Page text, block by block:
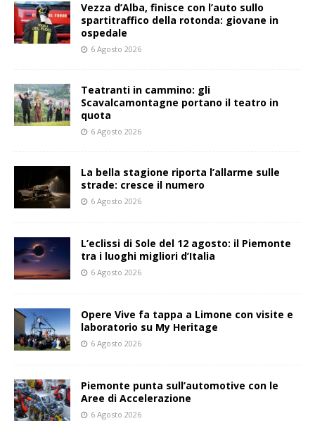
Vezza d’Alba, finisce con l’auto sullo
spartitraffico della rotonda: giovane in
ospedale
6 Agosto 2026
Teatranti in cammino: gli
Scavalcamontagne portano il teatro in
quota
6 Agosto 2026
La bella stagione riporta l’allarme sulle
strade: cresce il numero
6 Agosto 2026
L’eclissi di Sole del 12 agosto: il Piemonte
tra i luoghi migliori d’Italia
6 Agosto 2026
Opere Vive fa tappa a Limone con visite e
laboratorio su My Heritage
6 Agosto 2026
Piemonte punta sull’automotive con le
Aree di Accelerazione
6 Agosto 2026